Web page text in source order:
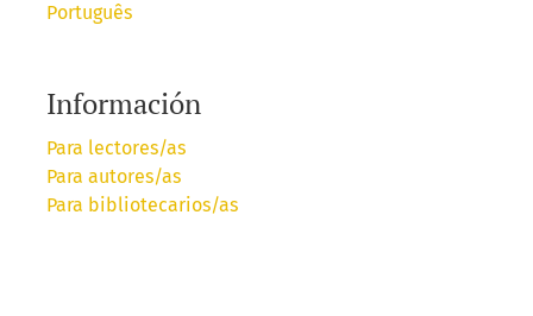
Português
Información
Para lectores/as
Para autores/as
Para bibliotecarios/as